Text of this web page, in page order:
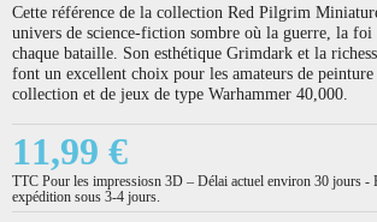
Cette référence de la collection Red Pilgrim
univers de science-fiction sombre où la guerre, la
chaque bataille. Son esthétique Grimdark et la
font un excellent choix pour les amateurs de
collection et de jeux de type Warhammer 40,000.
11,99 €
TTC Pour les impressiosn 3D – Délai actuel environ 30 jours -
expédition sous 3-4 jours.